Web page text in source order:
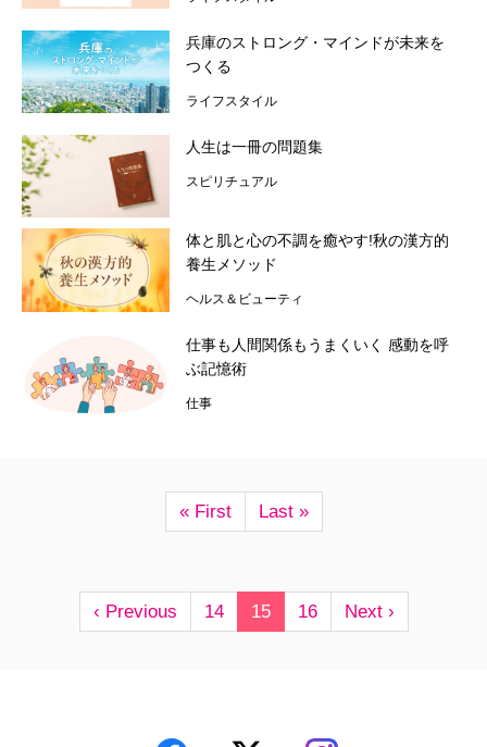
兵庫のストロング・マインドが未来を
つくる
ライフスタイル
人生は一冊の問題集
スピリチュアル
体と肌と心の不調を癒やす!秋の漢方的
養生メソッド
ヘルス＆ビューティ
仕事も人間関係もうまくいく 感動を呼
ぶ記憶術
仕事
« First Last »
‹ Previous 14 15 16 Next ›